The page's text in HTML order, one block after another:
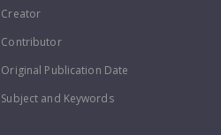
Creator
Contributor
Original Publication Date
Subject and Keywords